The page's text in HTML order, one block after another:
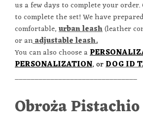
us a few days to complete your order.
to complete the set! We have
comfortable,urban leash(leather
or anadjustable leash.
You can also choose a
PERSONALIZATION, orDOG ID
_______________________________
Obroża